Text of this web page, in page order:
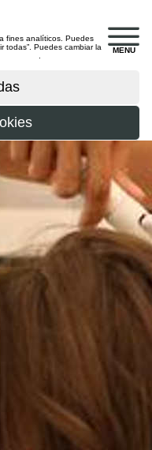
MENU
fines analíticos. Puedes
todas”. Puedes cambiar la